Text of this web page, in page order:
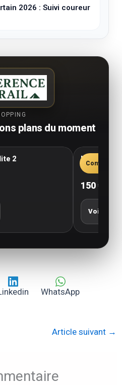
2026 : Suivi coureur
plans du moment
2
Confort
New
150 €
Voir le
WhatsApp
Article suivant →